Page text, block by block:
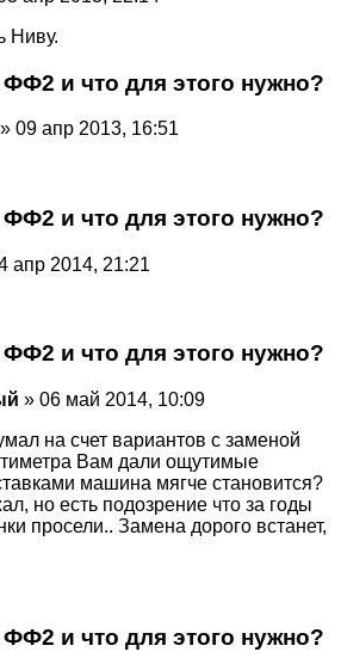
Ниву.
ФФ2 и что для этого нужно?
» 09 апр 2013, 16:51
ФФ2 и что для этого нужно?
апр 2014, 21:21
ФФ2 и что для этого нужно?
» 06 май 2014, 10:09
на счет вариантов с заменой
Вам дали ощутимые
машина мягче становится?
но есть подозрение что за годы
просели.. Замена дорого встанет,
ФФ2 и что для этого нужно?